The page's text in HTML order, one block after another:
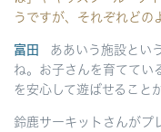
うですが、それぞれどの
富田
ああいう施設とい
ね。お子さんを育ててい
を安心して遊ばせること
鈴鹿サーキットさんがプ